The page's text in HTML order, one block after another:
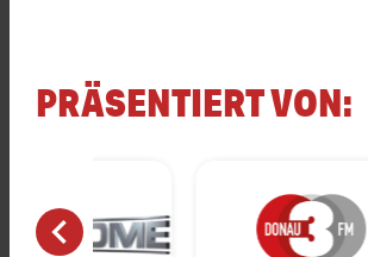
PRÄSENTIERT VON:
chevron_left